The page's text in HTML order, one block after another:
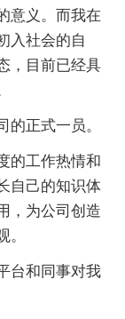
意义。而我在
入社会的自
，目前已经具
的正式一员。
的工作热情和
自己的知识体
，为公司创造
。
台和同事对我